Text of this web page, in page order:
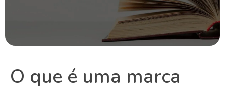
O que é uma marca